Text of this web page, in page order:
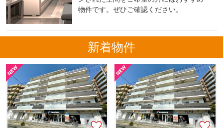
物件です。ぜひご確認ください。
新着物件